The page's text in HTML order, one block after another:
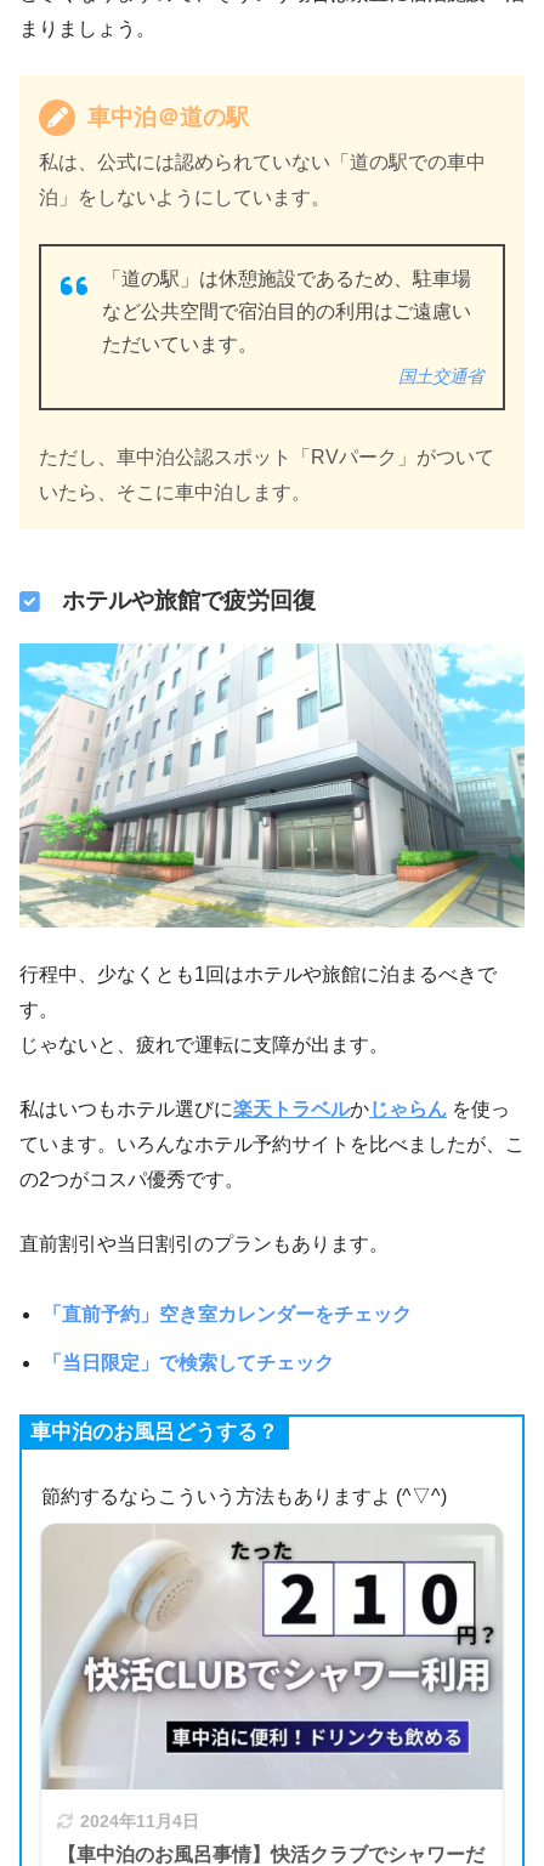
まりましょう。
車中泊＠道の駅
私は、公式には認められていない「道の駅での車中
泊」をしないようにしています。
「道の駅」は休憩施設であるため、駐車場
など公共空間で宿泊目的の利用はご遠慮い
ただいています。
国土交通省
ただし、車中泊公認スポット「RVパーク」がついて
いたら、そこに車中泊します。
ホテルや旅館で疲労回復
行程中、少なくとも1回はホテルや旅館に泊まるべきで
す。
じゃないと、疲れで運転に支障が出ます。
私はいつもホテル選びに楽天トラベルかじゃらん を使っ
ています。いろんなホテル予約サイトを比べましたが、こ
の2つがコスパ優秀です。
直前割引や当日割引のプランもあります。
「直前予約」空き室カレンダーをチェック
「当日限定」で検索してチェック
車中泊のお風呂どうする？
節約するならこういう方法もありますよ (^▽^)
2024年11月4日
【車中泊のお風呂事情】快活クラブでシャワーだ